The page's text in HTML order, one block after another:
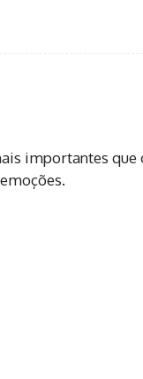
importantes que